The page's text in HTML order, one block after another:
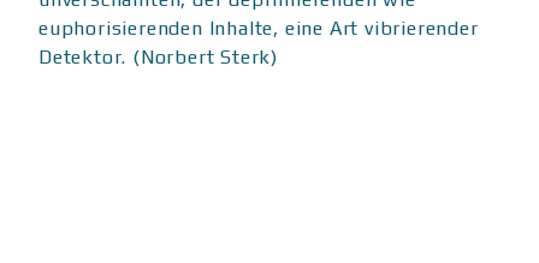
euphorisierenden Inhalte, eine Art vibrierender
Detektor. (Norbert Sterk)